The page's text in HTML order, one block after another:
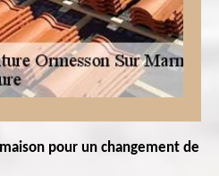
pour un changement de